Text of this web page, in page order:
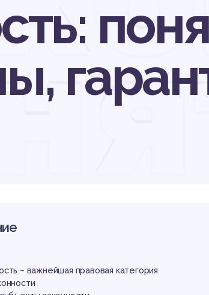
– важнейшая правовая категория